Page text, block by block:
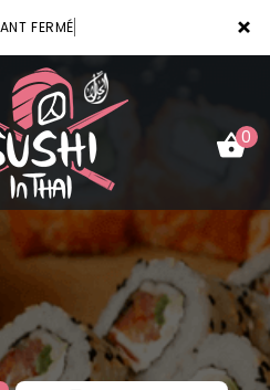
×
FERMÉ
0